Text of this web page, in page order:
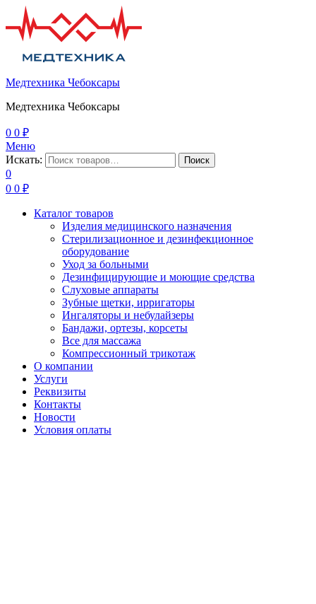
Медтехника Чебоксары
Медтехника Чебоксары
0 0 ₽
Меню
Искать:
Поиск
0
0 0 ₽
Каталог товаров
Изделия медицинского назначения
Стерилизационное и дезинфекционное
оборудование
Уход за больными
Дезинфицирующие и моющие средства
Слуховые аппараты
Зубные щетки, ирригаторы
Ингаляторы и небулайзеры
Бандажи, ортезы, корсеты
Все для массажа
Компрессионный трикотаж
О компании
Услуги
Реквизиты
Контакты
Новости
Условия оплаты